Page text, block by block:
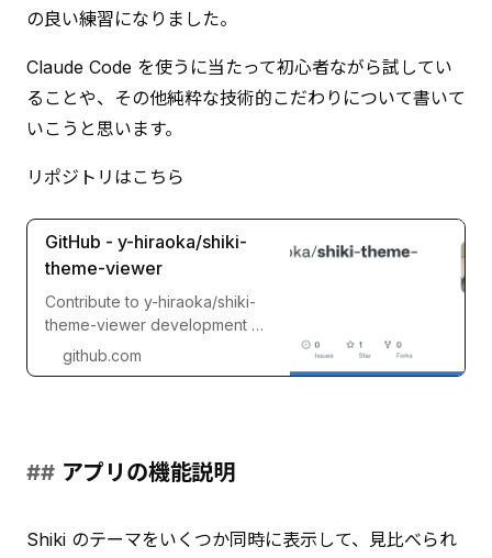
の良い練習になりました。
Claude Code を使うに当たって初心者ながら試してい
ることや、その他純粋な技術的こだわりについて書いて
いこうと思います。
リポジトリはこちら
GitHub - y-hiraoka/shiki-
theme-viewer
Contribute to y-hiraoka/shiki-
theme-viewer development by
creating an account on GitHub.
github.com
アプリの機能説明
Shiki のテーマをいくつか同時に表示して、見比べられ